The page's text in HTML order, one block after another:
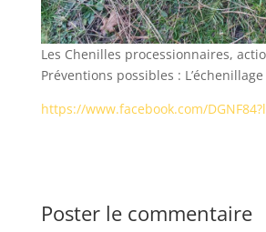
Les Chenilles processionnaires,
Préventions possibles : L’échenillage
https://www.facebook.com/
Poster le commentaire